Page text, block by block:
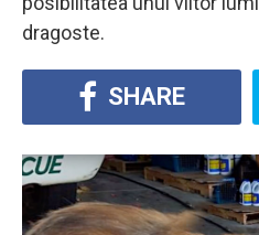
dragoste.
SHARE